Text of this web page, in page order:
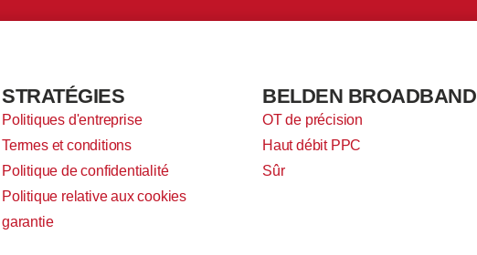
STRATÉGIES
Politiques d'entreprise
Termes et conditions
Politique de confidentialité
Politique relative aux cookies
garantie
BELDEN BROADBAND
OT de précision
Haut débit PPC
Sûr